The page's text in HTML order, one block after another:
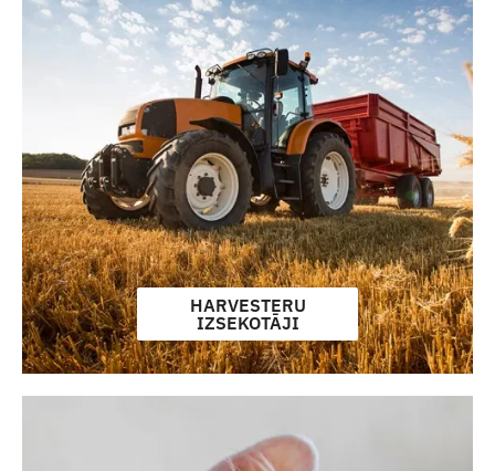
HARVESTERU
IZSEKOTĀJI